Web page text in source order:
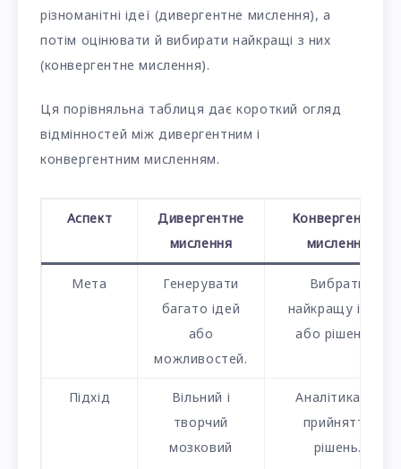
різноманітні ідеї (дивергентне мислення), а
потім оцінювати й вибирати найкращі з них
(конвергентне мислення).
Ця порівняльна таблиця дає короткий огляд
відмінностей між дивергентним і
конвергентним мисленням.
Аспект
Дивергентне
мислення
Конвергентне
мислення
Мета
Генерувати
багато ідей
або
можливостей.
Вибрати
найкращу ідею
або рішення.
Підхід
Вільний і
творчий
мозковий
Аналітика та
прийняття
рішень.